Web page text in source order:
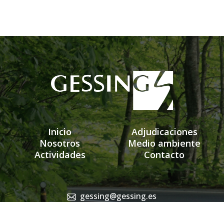
Inicio
Nosotros
Actividades
Adjudicaciones
Medio ambiente
Contacto
gessing@gessing.es